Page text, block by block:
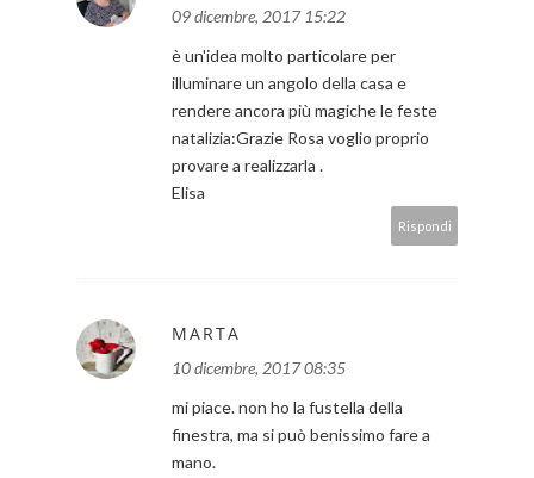
09 dicembre, 2017 15:22
è un'idea molto particolare per
illuminare un angolo della casa e
rendere ancora più magiche le feste
natalizia:Grazie Rosa voglio proprio
provare a realizzarla .
Elisa
Rispondi
MARTA
10 dicembre, 2017 08:35
mi piace. non ho la fustella della
finestra, ma si può benissimo fare a
mano.